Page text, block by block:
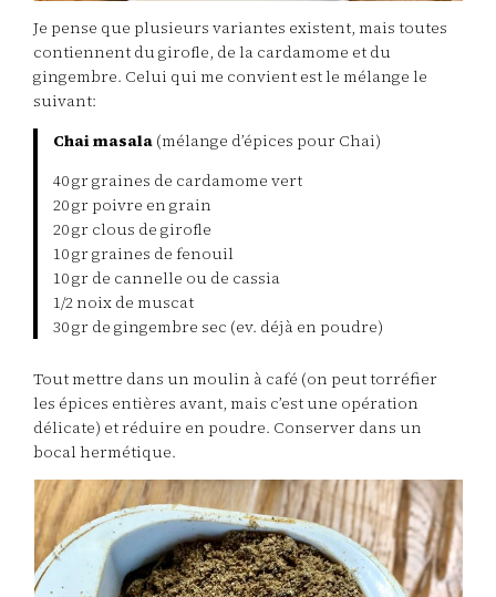
Je pense que plusieurs variantes existent, mais toutes
contiennent du girofle, de la cardamome et du
gingembre. Celui qui me convient est le mélange le
suivant:
Chai masala(mélange d’épices pour Chai)
40 gr graines de cardamome vert
20 gr poivre en grain
20 gr clous de girofle
10 gr graines de fenouil
10 gr de cannelle ou de cassia
1/2 noix de muscat
30 gr de gingembre sec (ev. déjà en poudre)
Tout mettre dans un moulin à café (on peut torréfier
les épices entières avant, mais c’est une opération
délicate) et réduire en poudre. Conserver dans un
bocal hermétique.